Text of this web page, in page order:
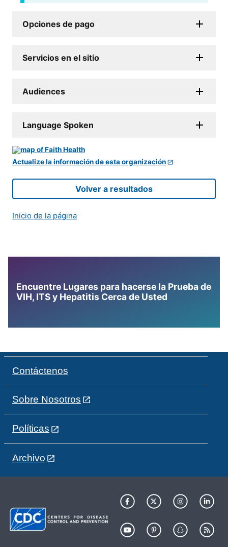
Opciones de pago
Servicios en el sitio
Audiences
Language Spoken
Actualize la información de esta organización
Volver a resultados
Inicio de la página
Encuentre Lugares para hacerse la Prueba de
VIH, ITS y Hepatitis Cerca de Usted
Contáctenos
Sobre Nosotros
Políticas
Archivo